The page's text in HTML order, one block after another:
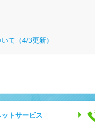
て（4/3更新）
トサービス